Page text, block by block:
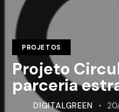
PROJETOS
Projeto
parceria
DIGITALGREEN